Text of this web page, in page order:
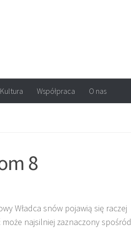
Współpraca O nas
8
Władca snów pojawią się raczej
najsilniej zaznaczony spośród